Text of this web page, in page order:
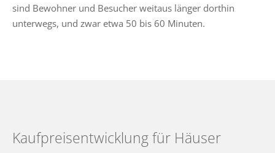
sind Bewohner und Besucher weitaus länger dorthin
unterwegs, und zwar etwa 50 bis 60 Minuten.
Kaufpreisentwicklung für Häuser